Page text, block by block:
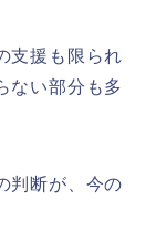
支援も限られ
ない部分も多
判断が、今の